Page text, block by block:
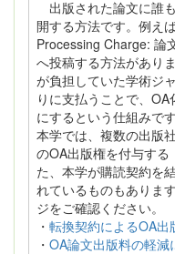
出版された論文に誰
開する方法です。例え
Processing Charge: 論
へ投稿する方法があり
が負担していた学術ジ
りに支払うことで、
にするという仕組みです
本学では、複数の出版
のOA出版権を付与する
た、本学が購読契約を
れているものもありま
ジをご確認ください。
・ 転換契約によるOA出
・ OA論文出版料の軽減